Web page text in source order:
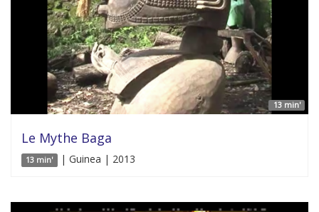
13 min'
Le Mythe Baga
13 min' | Guinea | 2013